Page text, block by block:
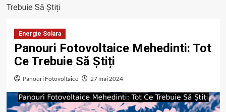
Trebuie Să Știți
Energie Solara
Panouri Fotovoltaice Mehedinti: Tot
Ce Trebuie Să Știți
Panouri Fotovoltaice 27 mai 2024